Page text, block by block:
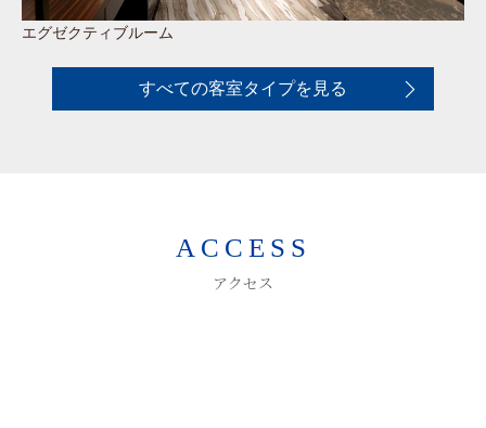
エグゼクティブルーム
すべての客室タイプを見る
ACCESS
アクセス